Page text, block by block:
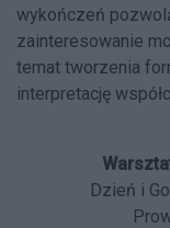
wykończeń
zainteresowanie
temat tworzenia
interpretację
Dzień i